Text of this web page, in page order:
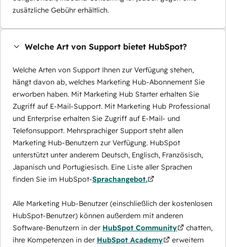
zusätzliche Gebühr erhältlich.
Welche Art von Support bietet HubSpot?
Welche Arten von Support Ihnen zur Verfügung stehen,
hängt davon ab, welches Marketing Hub-Abonnement Sie
erworben haben. Mit Marketing Hub Starter erhalten Sie
Zugriff auf E-Mail-Support. Mit Marketing Hub Professional
und Enterprise erhalten Sie Zugriff auf E-Mail- und
Telefonsupport. Mehrsprachiger Support steht allen
Marketing Hub-Benutzern zur Verfügung. HubSpot
unterstützt unter anderem Deutsch, Englisch, Französisch,
Japanisch und Portugiesisch. Eine Liste aller Sprachen
finden Sie im HubSpot-Sprachangebot.
Alle Marketing Hub-Benutzer (einschließlich der kostenlosen
HubSpot-Benutzer) können außerdem mit anderen
Software-Benutzern in der HubSpot Community
chatten,
ihre Kompetenzen in der HubSpot Academy
erweitern